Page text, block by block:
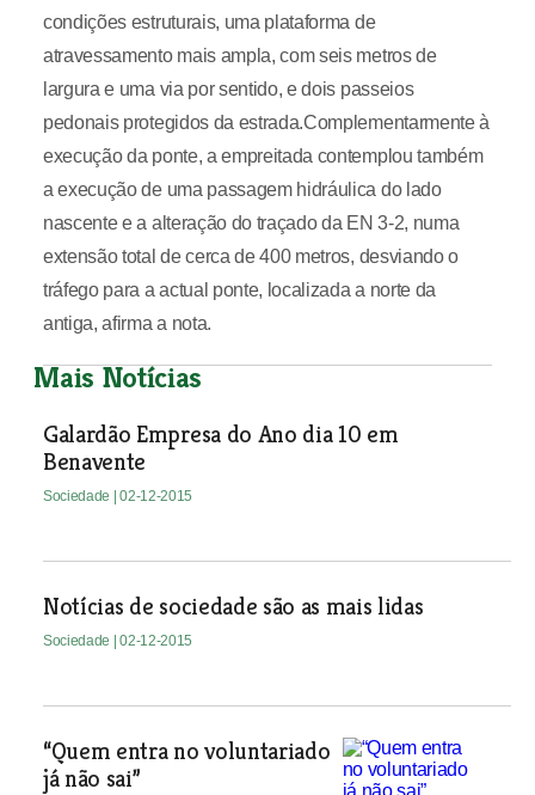
condições estruturais, uma plataforma de
atravessamento mais ampla, com seis metros de
largura e uma via por sentido, e dois passeios
pedonais protegidos da estrada.Complementarmente à
execução da ponte, a empreitada contemplou também
a execução de uma passagem hidráulica do lado
nascente e a alteração do traçado da EN 3-2, numa
extensão total de cerca de 400 metros, desviando o
tráfego para a actual ponte, localizada a norte da
antiga, afirma a nota.
Mais Notícias
Galardão Empresa do Ano dia 10 em
Benavente
Sociedade | 02-12-2015
Notícias de sociedade são as mais lidas
Sociedade | 02-12-2015
“Quem entra no voluntariado
já não sai”